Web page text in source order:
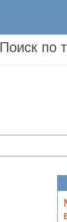
Поиск по